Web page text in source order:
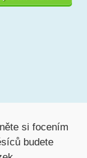
si focením
budete